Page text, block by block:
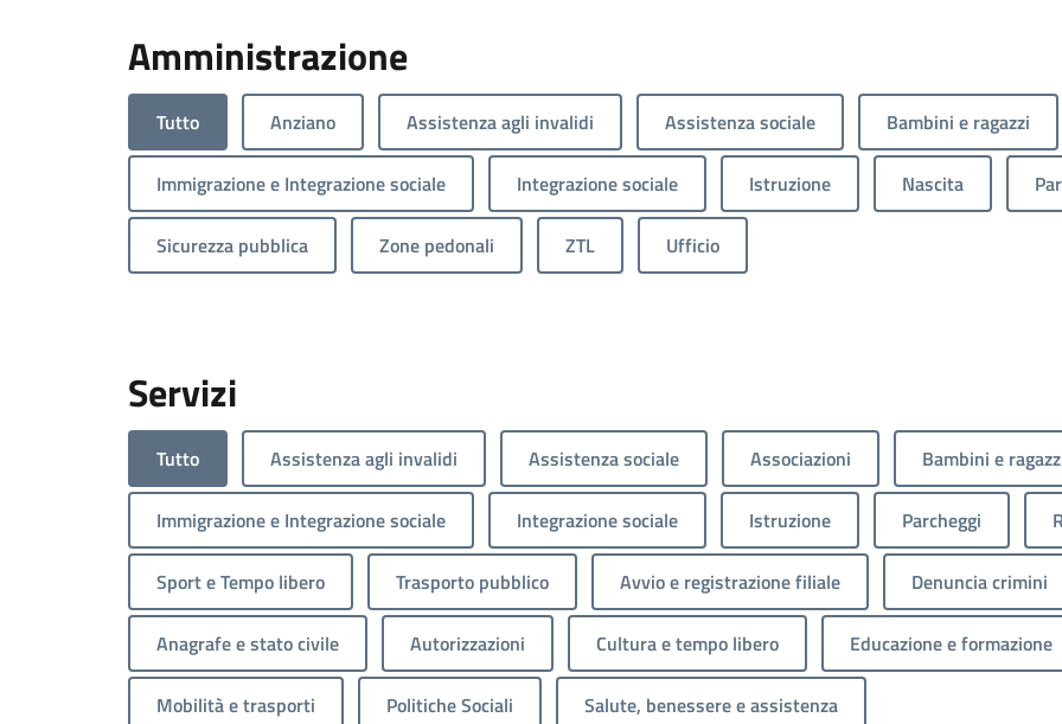
Amministrazione
Tutto Anziano Assistenza agli invalidi Assistenza sociale Bambini e ragazzi
Immigrazione e Integrazione sociale Integrazione sociale Istruzione Nascita
Sicurezza pubblica Zone pedonali ZTL Ufficio
Servizi
Tutto Assistenza agli invalidi Assistenza sociale Associazioni Bambini e
Immigrazione e Integrazione sociale Integrazione sociale Istruzione Parcheggi
Sport e Tempo libero Trasporto pubblico Avvio e registrazione filiale Denuncia crimini
Anagrafe e stato civile Autorizzazioni Cultura e tempo libero Educazione e formazione
Mobilità e trasporti Politiche Sociali Salute, benessere e assistenza